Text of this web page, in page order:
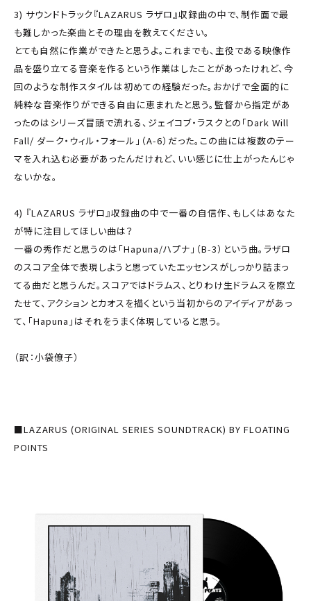
3) サウンドトラック『LAZARUS ラザロ』収録曲の中で、制作面で最
も難しかった楽曲とその理由を教えてください。
とても自然に作業ができたと思うよ。これまでも、主役である映像作
品を盛り立てる音楽を作るという作業はしたことがあったけれど、今
回のような制作スタイルは初めての経験だった。おかげで全面的に
純粋な音楽作りができる自由に恵まれたと思う。監督から指定があ
ったのはシリーズ冒頭で流れる、ジェイコブ・ラスクとの「Dark Will
Fall/ ダーク・ウィル・フォール」（A-6）だった。この曲には複数のテー
マを入れ込む必要があったんだけれど、いい感じに仕上がったんじゃ
ないかな。
4) 『LAZARUS ラザロ』収録曲の中で一番の自信作、もしくはあなた
が特に注目してほしい曲は？
一番の秀作だと思うのは「Hapuna/ハプナ」（B-3）という曲。ラザロ
のスコア全体で表現しようと思っていたエッセンスがしっかり詰まっ
てる曲だと思うんだ。スコアではドラムス、とりわけ生ドラムスを際立
たせて、アクションとカオスを描くという当初からのアイディアがあっ
て、「Hapuna」はそれをうまく体現していると思う。
（訳：小袋僚子）
■LAZARUS (ORIGINAL SERIES SOUNDTRACK) BY FLOATING
POINTS